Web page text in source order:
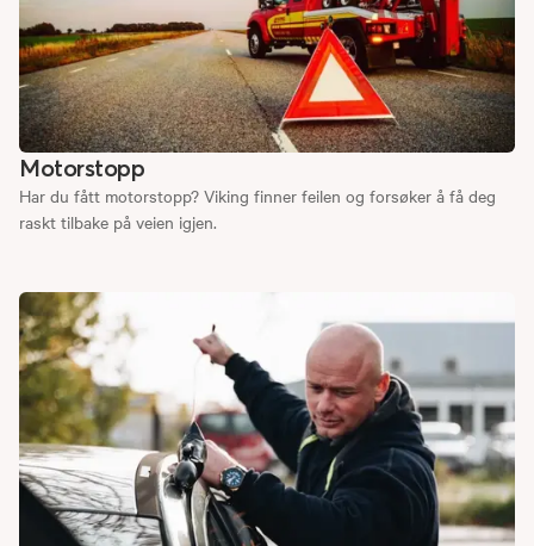
Motorstopp
Har du fått motorstopp? Viking finner feilen og forsøker å få deg
raskt tilbake på veien igjen.